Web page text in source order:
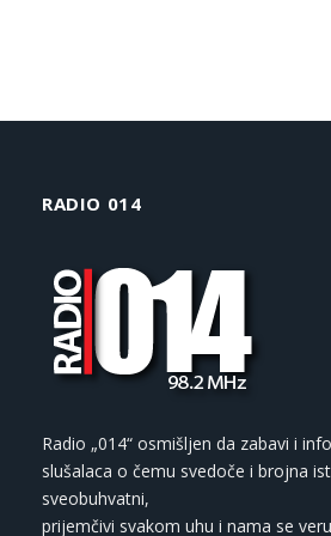
RADIO 014
Radio „014“ osmišljen da zabavi i
slušalaca o čemu svedoče i brojna
sveobuhvatni,
prijemčivi svakom uhu i nama se